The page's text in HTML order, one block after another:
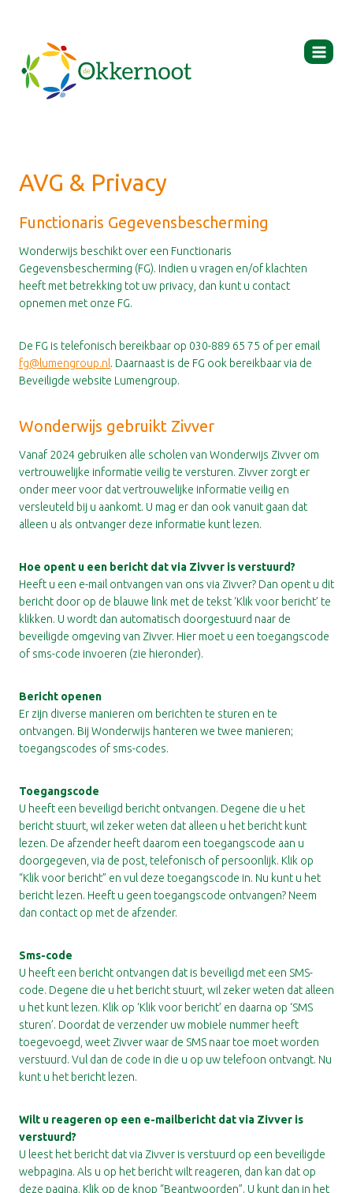
inhoud
AVG & Privacy
Functionaris Gegevensbescherming
Wonderwijs beschikt over een Functionaris
Gegevensbescherming (FG). Indien u vragen en/of klachten
heeft met betrekking tot uw privacy, dan kunt u contact
opnemen met onze FG.
De FG is telefonisch bereikbaar op 030-889 65 75 of per email
fg@lumengroup.nl. Daarnaast is de FG ook bereikbaar via de
Beveiligde website Lumengroup.
Wonderwijs gebruikt Zivver
Vanaf 2024 gebruiken alle scholen van Wonderwijs Zivver om
vertrouwelijke informatie veilig te versturen. Zivver zorgt er
onder meer voor dat vertrouwelijke informatie veilig en
versleuteld bij u aankomt. U mag er dan ook vanuit gaan dat
alleen u als ontvanger deze informatie kunt lezen.
Hoe opent u een bericht dat via Zivver is verstuurd?
Heeft u een e-mail ontvangen van ons via Zivver? Dan opent u dit
bericht door op de blauwe link met de tekst ‘Klik voor bericht’ te
klikken. U wordt dan automatisch doorgestuurd naar de
beveiligde omgeving van Zivver. Hier moet u een toegangscode
of sms-code invoeren (zie hieronder).
Bericht openen
Er zijn diverse manieren om berichten te sturen en te
ontvangen. Bij Wonderwijs hanteren we twee manieren;
toegangscodes of sms-codes.
Toegangscode
U heeft een beveiligd bericht ontvangen. Degene die u het
bericht stuurt, wil zeker weten dat alleen u het bericht kunt
lezen. De afzender heeft daarom een toegangscode aan u
doorgegeven, via de post, telefonisch of persoonlijk. Klik op
“Klik voor bericht” en vul deze toegangscode in. Nu kunt u het
bericht lezen. Heeft u geen toegangscode ontvangen? Neem
dan contact op met de afzender.
Sms-code
U heeft een bericht ontvangen dat is beveiligd met een SMS-
code. Degene die u het bericht stuurt, wil zeker weten dat alleen
u het kunt lezen. Klik op ‘Klik voor bericht’ en daarna op ‘SMS
sturen’. Doordat de verzender uw mobiele nummer heeft
toegevoegd, weet Zivver waar de SMS naar toe moet worden
verstuurd. Vul dan de code in die u op uw telefoon ontvangt. Nu
kunt u het bericht lezen.
Wilt u reageren op een e-mailbericht dat via Zivver is
verstuurd?
U leest het bericht dat via Zivver is verstuurd op een beveiligde
webpagina. Als u op het bericht wilt reageren, dan kan dat op
deze pagina. Klik op de knop “Beantwoorden”. U kunt dan in het